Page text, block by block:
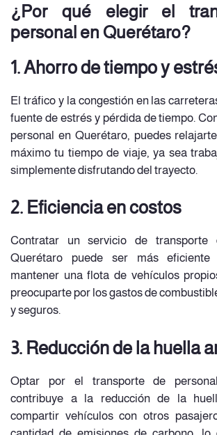
¿Por qué elegir el
personal en Querétaro?
1. Ahorro de tiempo y
El tráfico y la congestión en las
fuente de estrés y pérdida de tiempo.
personal en Querétaro, puedes
máximo tu tiempo de viaje, ya sea
simplemente disfrutando del trayecto.
2. Eficiencia en costos
Contratar un servicio de transporte
Querétaro puede ser más
mantener una flota de vehículos
preocuparte por los gastos de
y seguros.
3. Reducción de la huella
Optar por el transporte de
contribuye a la reducción de la
compartir vehículos con otros